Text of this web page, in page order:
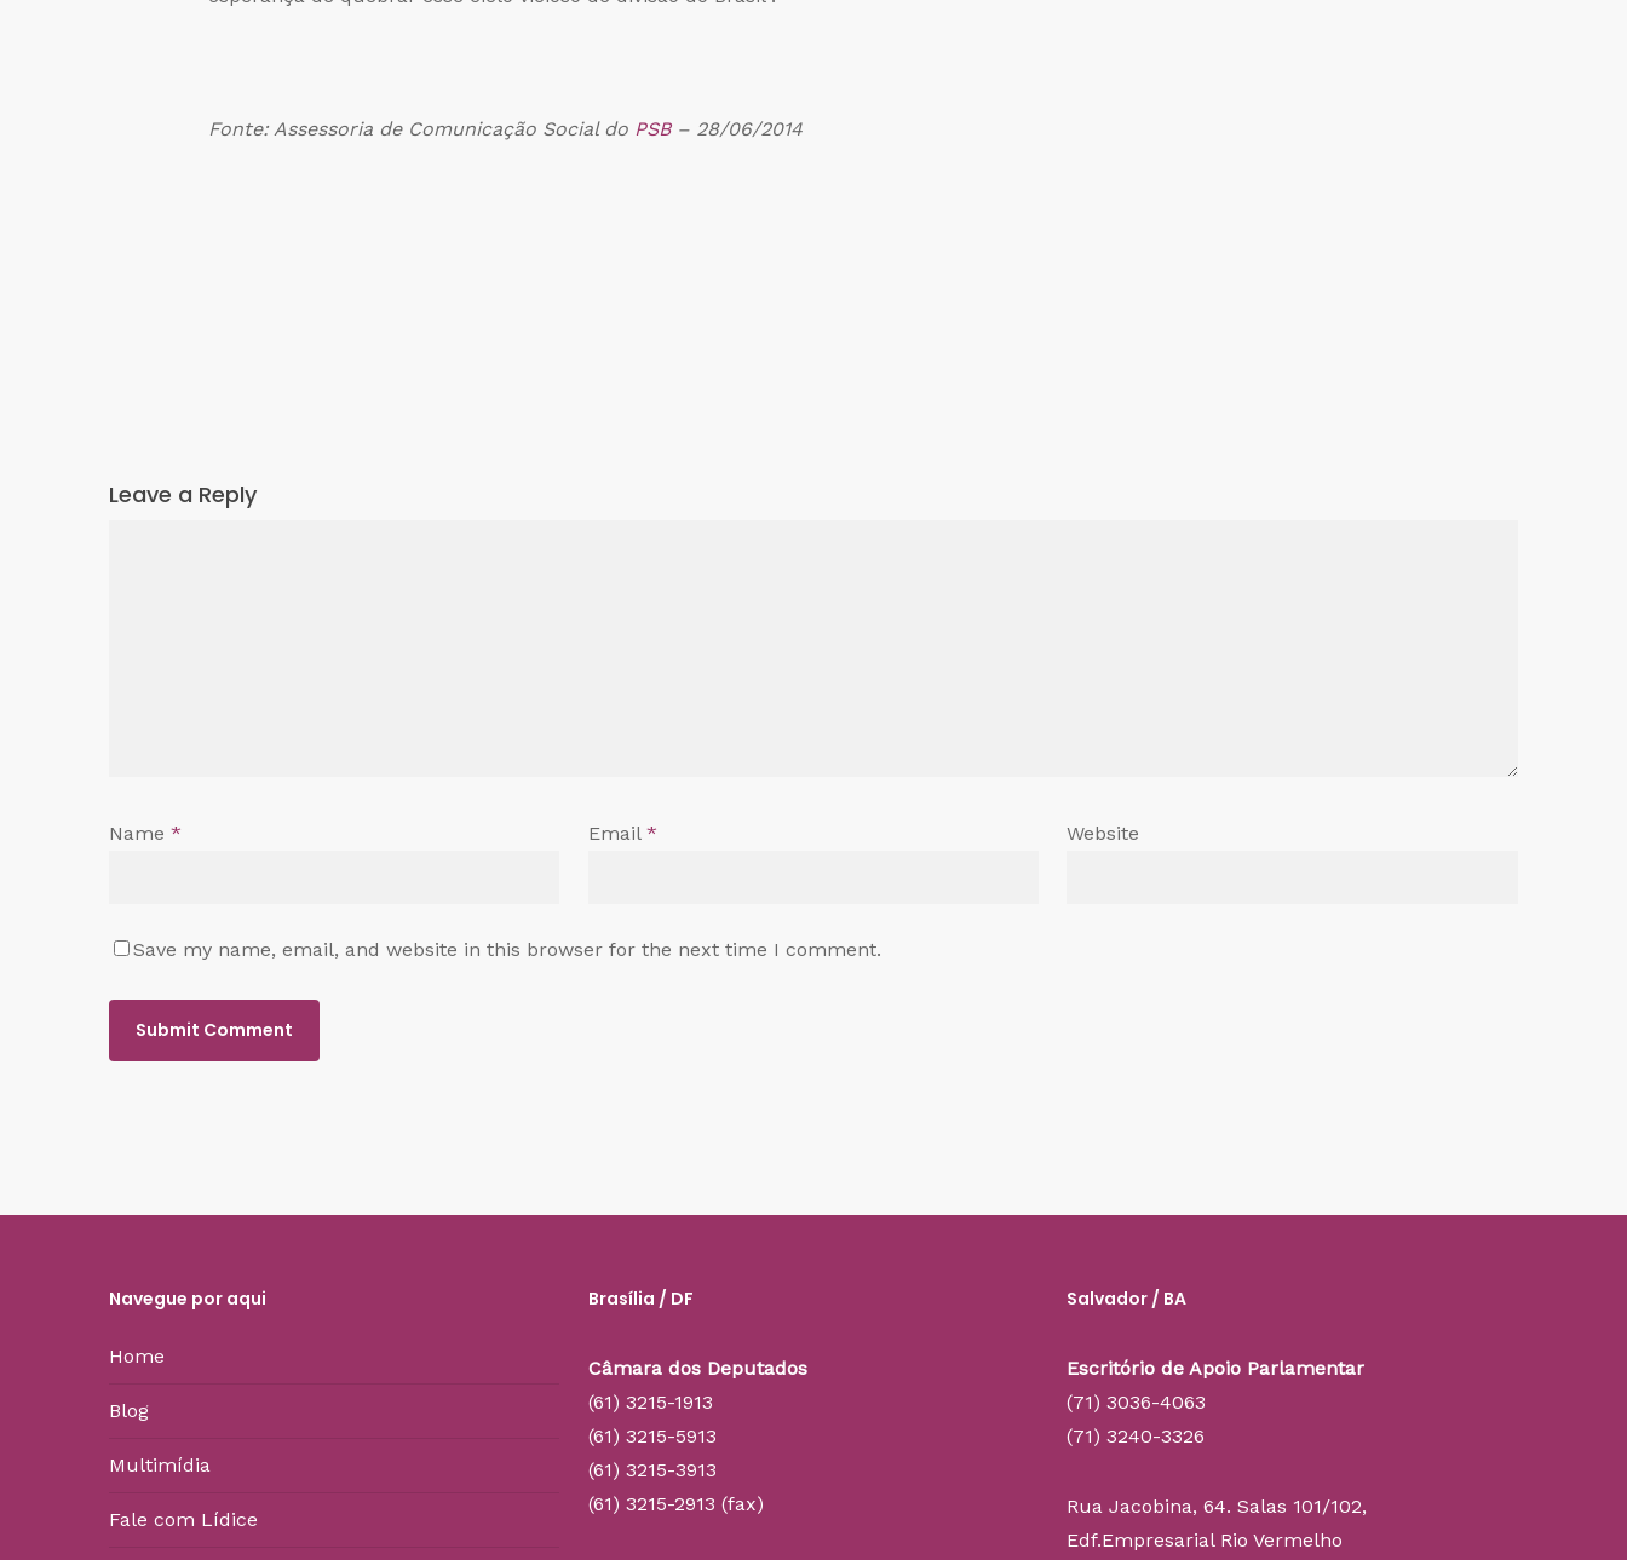
Fonte: Assessoria de Comunicação Social do PSB– 28/06/2014
Leave a Reply
Name * Email * Website
Save my name, email, and website in this browser for the next time I comment.
Navegue por aqui
Home
Blog
Multimídia
Fale com Lídice
Brasília / DF
Câmara dos Deputados
(61) 3215-1913
(61) 3215-5913
(61) 3215-3913
(61) 3215-2913 (fax)
Salvador / BA
Escritório de Apoio Parlamentar
(71) 3036-4063
(71) 3240-3326
Rua Jacobina, 64. Salas 101/102,
Edf.Empresarial Rio Vermelho